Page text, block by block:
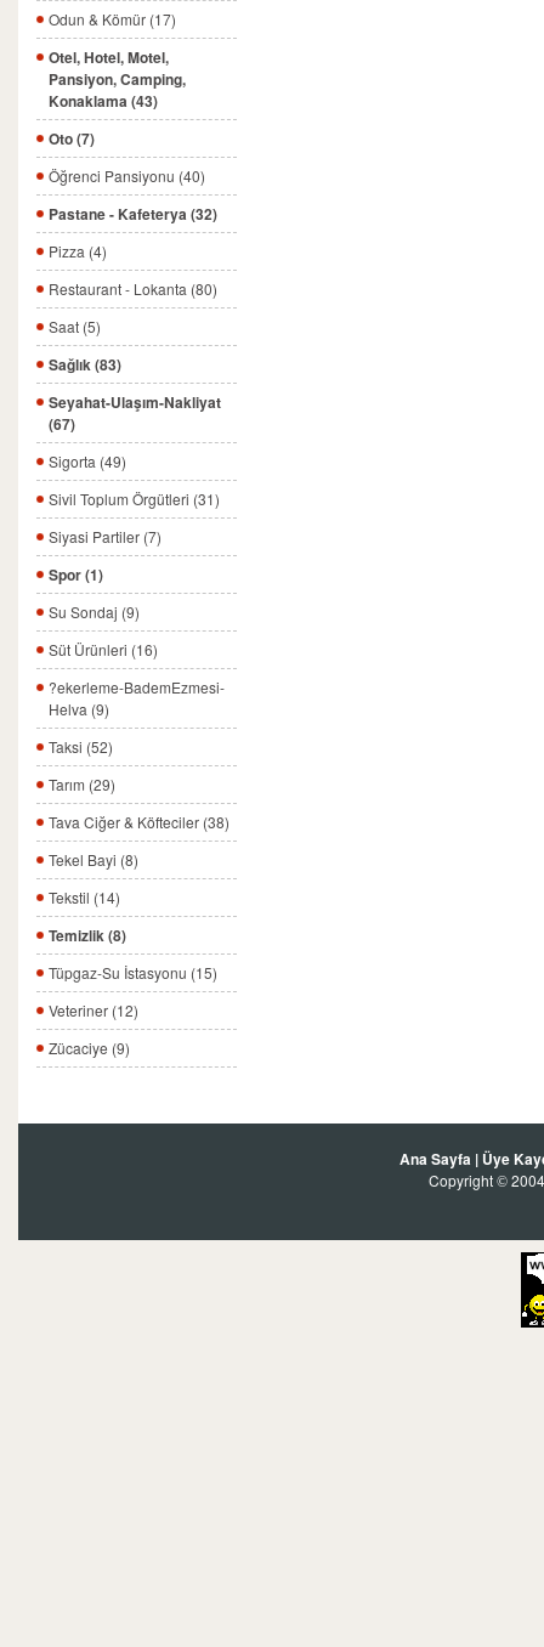
Odun & Kömür (17)
Otel, Hotel, Motel,
Pansiyon, Camping,
Konaklama (43)
Oto (7)
Öğrenci Pansiyonu (40)
Pastane - Kafeterya (32)
Pizza (4)
Restaurant - Lokanta (80)
Saat (5)
Sağlık (83)
Seyahat-Ulaşım-Nakliyat
(67)
Sigorta (49)
Sivil Toplum Örgütleri (31)
Siyasi Partiler (7)
Spor (1)
Su Sondaj (9)
Süt Ürünleri (16)
?ekerleme-BademEzmesi-
Helva (9)
Taksi (52)
Tarım (29)
Tava Ciğer & Köfteciler (38)
Tekel Bayi (8)
Tekstil (14)
Temizlik (8)
Tüpgaz-Su İstasyonu (15)
Veteriner (12)
Zücaciye (9)
Ana Sayfa | Üye
Copyright ©